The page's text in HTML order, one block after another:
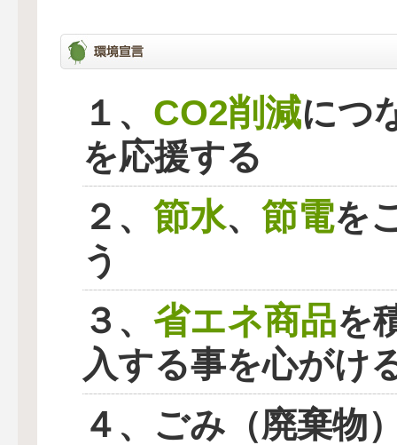
１、 CO2削減につ
を応援する
２、 節水、 節電を
う
３、 省エネ商品を
入する事を心がけ
４、ごみ（廃棄物